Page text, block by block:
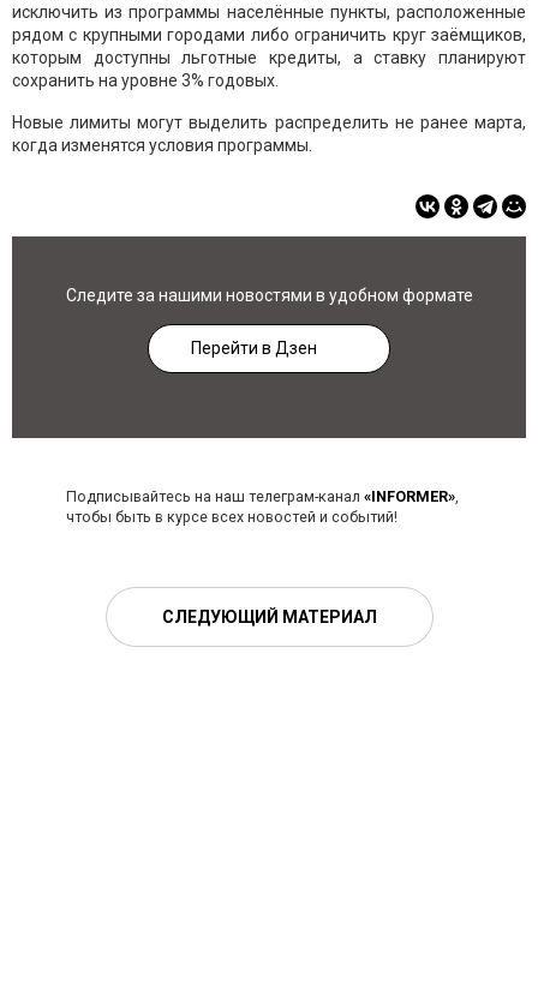
исключить из программы населённые пункты, расположенные
рядом с крупными городами либо ограничить круг заёмщиков,
которым доступны льготные кредиты, а ставку планируют
сохранить на уровне 3% годовых.
Новые лимиты могут выделить распределить не ранее марта,
когда изменятся условия программы.
Следите за нашими новостями в удобном формате
Перейти в Дзен
Подписывайтесь на наш телеграм-канал «INFORMER»,
чтобы быть в курсе всех новостей и событий!
СЛЕДУЮЩИЙ МАТЕРИАЛ